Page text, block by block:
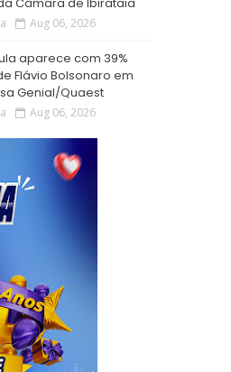
Aug 06, 2026
aparece com 39%
Flávio Bolsonaro em
Genial/Quaest
Aug 06, 2026